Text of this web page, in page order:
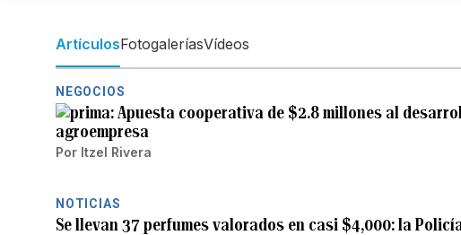
ArtículosFotogaleríasVídeos
NEGOCIOS
Apuesta cooperativa de $2.8 millones al
agroempresa
Por Itzel Rivera
NOTICIAS
Se llevan 37 perfumes valorados en casi $4,000: la